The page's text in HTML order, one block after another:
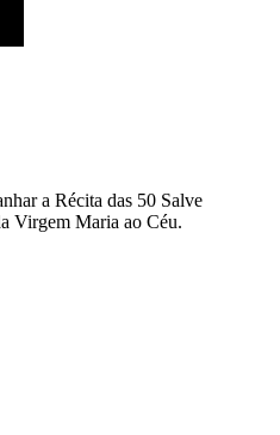
a Récita das 50 Salve
Virgem Maria ao Céu.